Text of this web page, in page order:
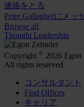
連絡をとる
Peter Gallagherにメッ
Browse all
Thought Leadership
Copyright © 2026 Egon
All rights reserved.
コンサルタント
Find Offices
キャリア